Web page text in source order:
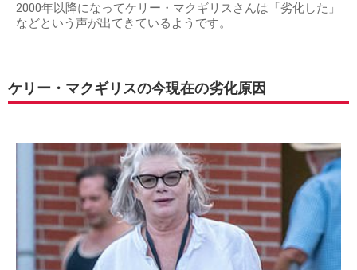
2000年以降になってケリー・マクギリスさんは「劣化した」
などという声が出てきているようです。
ケリー・マクギリスの今現在の劣化原因